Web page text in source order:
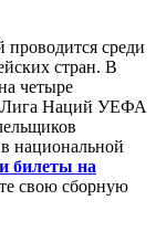
среди
стран. В
четыре
Лига Наций УЕФА
национальной
билеты на
свою сборную